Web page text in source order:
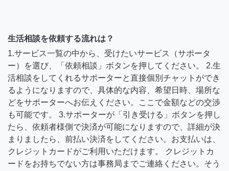
生活相談を依頼する流れは？
1.サービス一覧の中から、受けたいサービス（サポータ
ー）を選び、「依頼相談」ボタンを押してください。 2.生
活相談をしてくれるサポーターと直接個別チャットができ
るようになりますので、具体的な内容、希望日時、場所な
どをサポーターへお伝えください。ここで金額などの交渉
も可能です。 3.サポーターが「引き受ける」ボタンを押し
たら、依頼者様側で決済が可能になりますので、詳細が決
まりましたら、前払い決済をしてください。お支払いは、
クレジットカードがご利用いただけます。 クレジットカ
ードをお持ちでない方は事務局までご連絡ください。そう